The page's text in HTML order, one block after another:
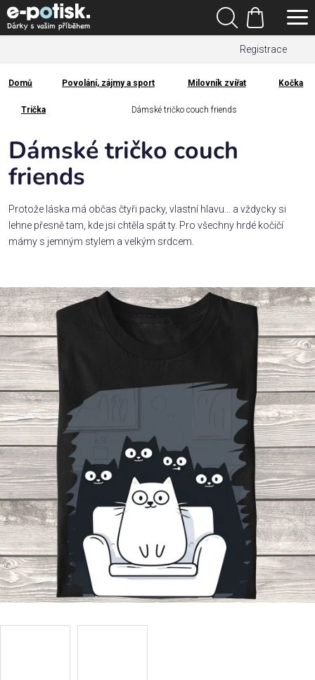
Přejít
na
obsah
Registrace
Hledat
Nákupní
košík
Kategorie
Dárek
pro
Rodina
/
Láska
zájmy a
sport
Příležitosti
Domácnost
Kolekce
Oblečení
Přihlášení
Domů
Domů Povolání, zájmy a sport Milovník zvířat Kočka
Trička Dámské tričko couch friends
Dámské tričko couch
friends
Protože láska má občas čtyři packy, vlastní hlavu… a vždycky si
lehne přesně tam, kde jsi chtěla spát ty. Pro všechny hrdé kočičí
mámy s jemným stylem a velkým srdcem.